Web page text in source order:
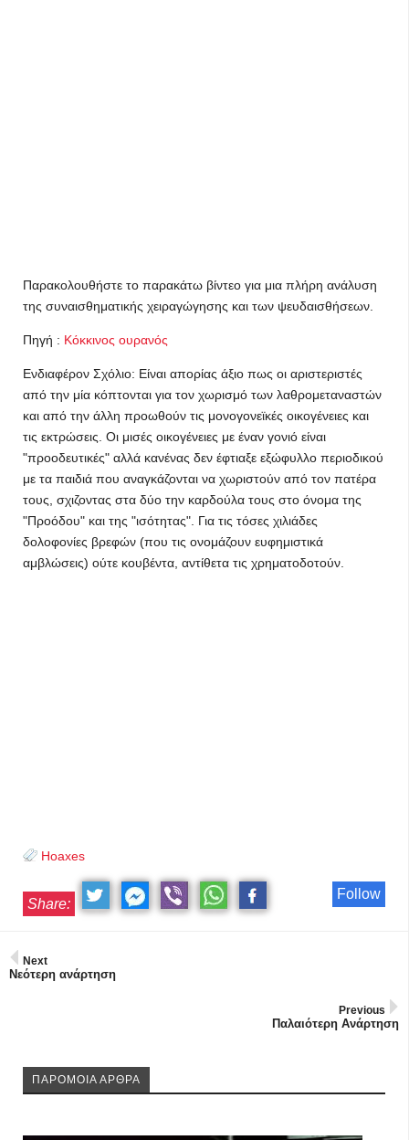
Παρακολουθήστε το παρακάτω βίντεο για μια πλήρη ανάλυση
της συναισθηματικής χειραγώγησης και των ψευδαισθήσεων.
Πηγή : Κόκκινος ουρανός
Ενδιαφέρον Σχόλιο: Είναι απορίας άξιο πως οι αριστεριστές
από την μία κόπτονται για τον χωρισμό των λαθρομεταναστών
και από την άλλη προωθούν τις μονογονεϊκές οικογένειες και
τις εκτρώσεις. Οι μισές οικογένειες με έναν γονιό είναι
"προοδευτικές" αλλά κανένας δεν έφτιαξε εξώφυλλο περιοδικού
με τα παιδιά που αναγκάζονται να χωριστούν από τον πατέρα
τους, σχιζοντας στα δύο την καρδούλα τους στο όνομα της
"Προόδου" και της "ισότητας". Για τις τόσες χιλιάδες
δολοφονίες βρεφών (που τις ονομάζουν ευφημιστικά
αμβλώσεις) ούτε κουβέντα, αντίθετα τις χρηματοδοτούν.
Hoaxes
Follow
Share:
Next
Νεότερη ανάρτηση
Previous
Παλαιότερη Ανάρτηση
ΠΑΡΟΜΟΙΑ ΑΡΘΡΑ